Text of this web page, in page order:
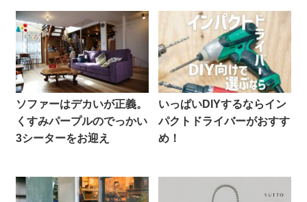
ソファーはデカいが正義。
くすみパープルのでっかい
3シーターをお迎え
いっぱいDIYするならイン
パクトドライバーがおすす
め！